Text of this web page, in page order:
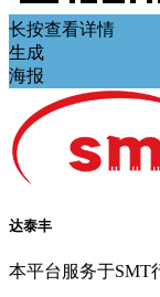
长按查看详情
生成
海报
达泰丰
本平台服务于SMT